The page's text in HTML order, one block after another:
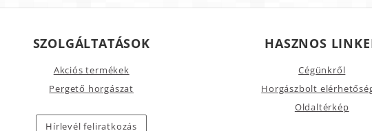
SZOLGÁLTATÁSOK
Akciós termékek
Pergető horgászat
Hírlevél feliratkozás
HASZNOS
Cégünkről
Horgászbolt
Oldaltérkép